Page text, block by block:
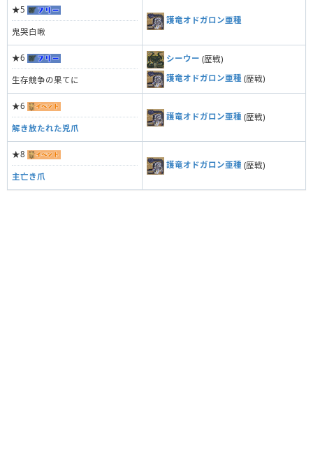
★5
鬼哭白啾
護竜オドガロン亜種
★6
生存競争の果てに
シーウー (歴戦)
護竜オドガロン亜種 (歴戦)
★6
解き放たれた兇爪
護竜オドガロン亜種 (歴戦)
★8
主亡き爪
護竜オドガロン亜種 (歴戦)